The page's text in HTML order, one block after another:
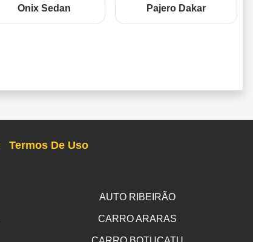
Onix Sedan Pajero Dakar
Termos De Uso
AUTO RIBEIRÃO
CARRO ARARAS